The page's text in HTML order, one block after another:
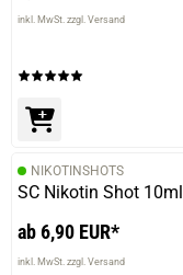
inkl. MwSt. zzgl. Versand
NIKOTINSHOTS
SC Nikotin Shot 10ml
ab 6,90 EUR*
inkl. MwSt. zzgl. Versand